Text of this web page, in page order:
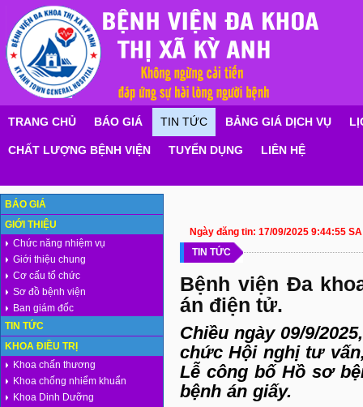
TRANG CHỦ BÁO GIÁ TIN TỨC BẢNG GIÁ DỊCH VỤ
CHẤT LƯỢNG BỆNH VIỆN TUYỂN DỤNG LIÊN HỆ
BÁO GIÁ
GIỚI THIỆU
Chức năng nhiệm vụ
Giới thiệu chung
Cơ cấu tổ chức
Sơ đồ bệnh viện
Ban giám đốc
TIN TỨC
KHOA ĐIỀU TRỊ
Khoa chấn thương
Khoa chống nhiểm khuẩn
Khoa Dinh Dưỡng
Ngày đăng tin: 17/09/2025 9:44:55 SA
TIN TỨC
Bệnh viện Đa
án điện tử.
Chiều ngày 09/9/
chức Hội nghị tư
Lễ công bố Hồ sơ
bệnh án giấy.